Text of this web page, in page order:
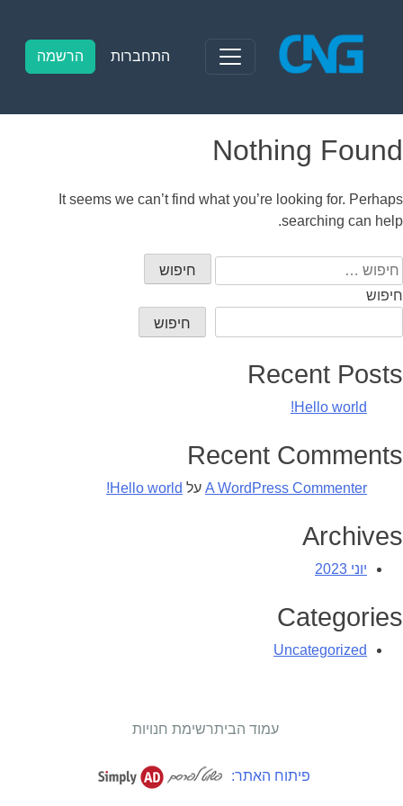
content
התחברות הרשמה
Nothing Found
It seems we can’t find what you’re looking for. Perhaps
searching can help.
חיפוש:
חיפוש
חיפוש
Recent Posts
Hello world!
Recent Comments
A WordPress Commenter על Hello world!
Archives
יוני 2023
Categories
Uncategorized
עמוד הביתרשימת חנויות
פיתוח האתר: